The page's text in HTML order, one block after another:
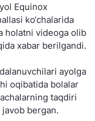
Equinox
ko‘chalarida
holatni videoga olib
xabar berilgandi.
ayolga
oqibatida bolalar
taqdiri
javob bergan.